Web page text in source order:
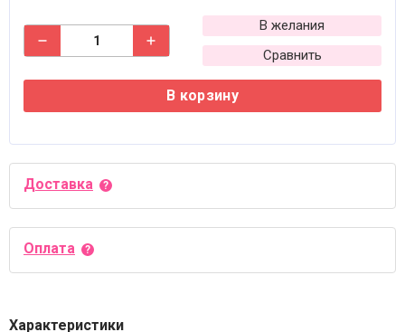
В желания
Сравнить
В корзину
Доставка
Оплата
Характеристики